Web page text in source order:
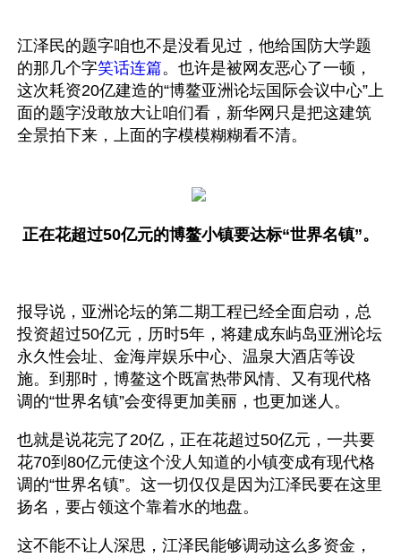
江泽民的题字咱也不是没看见过，他给国防大学题
的那几个字笑话连篇。也许是被网友恶心了一顿，
这次耗资20亿建造的“博鳌亚洲论坛国际会议中心”上
面的题字没敢放大让咱们看，新华网只是把这建筑
全景拍下来，上面的字模模糊糊看不清。
正在花超过50亿元的博鳌小镇要达标“世界名镇”。
报导说，亚洲论坛的第二期工程已经全面启动，总
投资超过50亿元，历时5年，将建成东屿岛亚洲论坛
永久性会址、金海岸娱乐中心、温泉大酒店等设
施。到那时，博鳌这个既富热带风情、又有现代格
调的“世界名镇”会变得更加美丽，也更加迷人。
也就是说花完了20亿，正在花超过50亿元，一共要
花70到80亿元使这个没人知道的小镇变成有现代格
调的“世界名镇”。这一切仅仅是因为江泽民要在这里
扬名，要占领这个靠着水的地盘。
这不能不让人深思，江泽民能够调动这么多资金，